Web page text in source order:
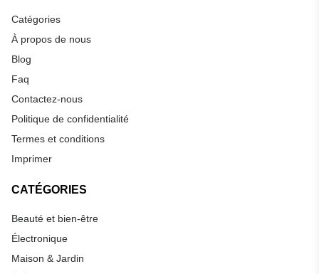
Catégories
À propos de nous
Blog
Faq
Contactez-nous
Politique de confidentialité
Termes et conditions
Imprimer
CATÉGORIES
Beauté et bien-être
Électronique
Maison & Jardin